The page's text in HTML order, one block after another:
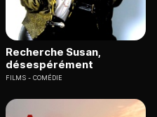
Recherche Susan,
désespérément
FILMS COMÉDIE